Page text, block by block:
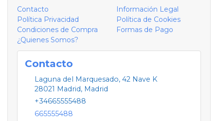
Contacto
Información Legal
Política Privacidad
Política de Cookies
Condiciones de Compra
Formas de Pago
¿Quienes Somos?
Contacto
Laguna del Marquesado, 42 Nave K
28021 Madrid, Madrid
+34665555488
665555488